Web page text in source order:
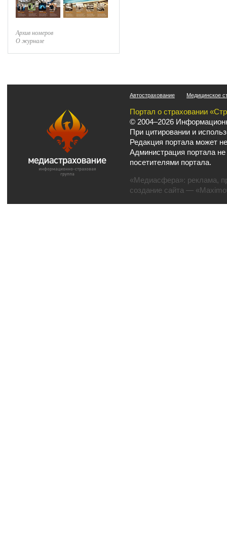
Архив номеров
О журнале
Автострахование Медицинское
Портал о страховании
© 2004–2026
При цитировании и
Редакция портала может
Администрация портала
посетителями портала.
«Медиасфера»: реклама,
создание сайта —